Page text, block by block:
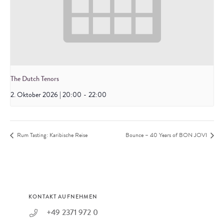
The Dutch Tenors
2. Oktober 2026 | 20:00 - 22:00
Rum Tasting: Karibische Reise Bounce – 40 Years of BON JOVI
KONTAKT AUFNEHMEN
+49 2371 972 0